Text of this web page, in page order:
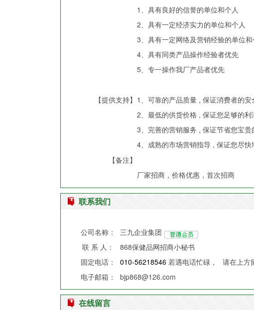
1、具有良好的信誉的单位和个人
2、具有一定经济实力的单位和个人
3、具有一定网络及营销经验的单位和
4、具有同类产品操作经验者优先
5、专一操作我厂产品者优先
【提供支持】 1、可靠的产品质量 , 保证消费者的
2、最低的供货价格 , 保证您足够的
3、完善的营销服务 , 保证节省您宝
4、成熟的市场营销指导 , 保证您尽快
【备注】
厂家招商，价格优惠，首次招商
联系我们
公司名称：
三九企业集团
联 系 人：
868保健品网招商小秘书
固定电话：
010-56218546 若遇电话忙碌， 请在上方
电子邮箱：
bjp868@126.com
在线留言